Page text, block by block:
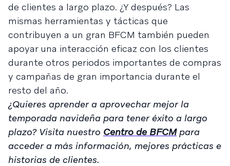
de clientes a largo plazo. ¿Y después? Las
mismas herramientas y tácticas que
contribuyen a un gran BFCM también pueden
apoyar una interacción eficaz con los clientes
durante otros periodos importantes de compras
y campañas de gran importancia durante el
resto del año.
¿Quieres aprender a aprovechar mejor la
temporada navideña para tener éxito a largo
plazo? Visita nuestro Centro de BFCMpara
acceder a más información, mejores prácticas e
historias de clientes.